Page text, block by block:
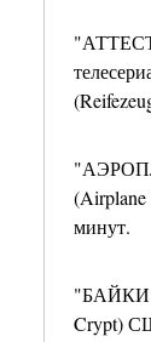
минут.
"БАЙКИ
Crypt)